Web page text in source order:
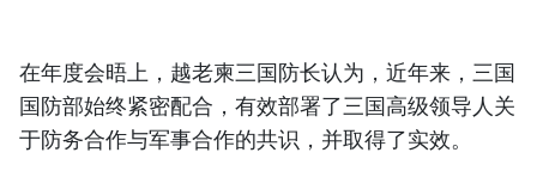
在年度会晤上，越老柬三国防长认为，近年来，三国
国防部始终紧密配合，有效部署了三国高级领导人关
于防务合作与军事合作的共识，并取得了实效。